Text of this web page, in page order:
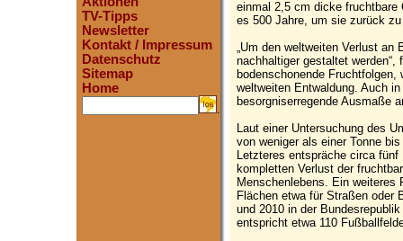
TV-Tipps
Newsletter
Kontakt / Impressum
Datenschutz
Sitemap
Home
.
einmal 2,5 cm dicke fruchtbare
es 500 Jahre, um sie zurück
„Um den weltweiten Verlust
nachhaltiger gestaltet
bodenschonende Fruchtfolgen,
weltweiten Entwaldung. Auch
besorgniserregende Ausmaße
Laut einer Untersuchung des
von weniger als einer Tonne
Letzteres entspräche circa
kompletten Verlust der
Menschenlebens. Ein weiteres
Flächen etwa für Straßen oder
und 2010 in der
entspricht etwa 110